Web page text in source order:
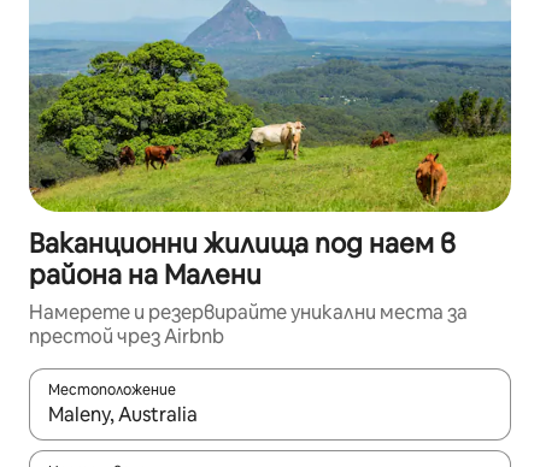
Ваканционни жилища под наем в
района на Малени
Намерете и резервирайте уникални места за
престой чрез Airbnb
Местоположение
Когато резултатите се покажат, използвайте